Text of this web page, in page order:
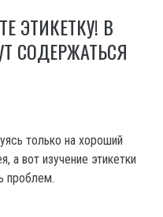
ЭТИКЕТКУ! В
СОДЕРЖАТЬСЯ
только на хороший
а вот изучение этикетки
проблем.